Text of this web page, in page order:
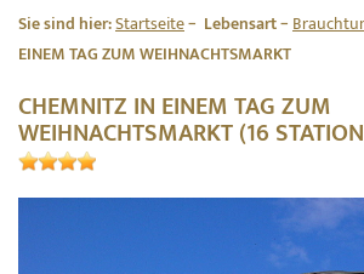
Sie sind hier:Startseite Lebensart
EINEM TAG ZUM WEIHNACHTSMARKT
CHEMNITZ IN EINEM TAG ZUM
WEIHNACHTSMARKT (16